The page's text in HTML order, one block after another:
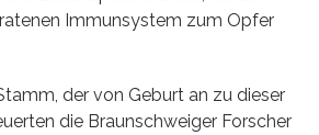
Immunsystem zum Opfer
der von Geburt an zu dieser
die Braunschweiger Forscher